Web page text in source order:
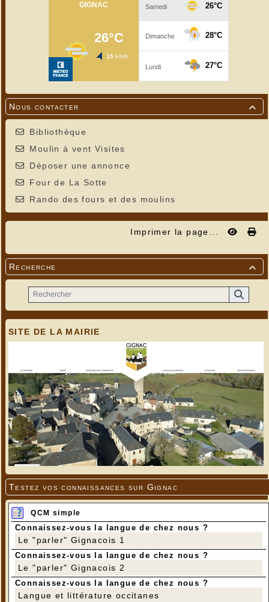

Nous contacter
Bibliothèque
Moulin à vent Visites
Déposer une annonce
Four de La Sotte
Rando des fours et des moulins
Imprimer la page...

Recherche
SITE DE LA MAIRIE
Testez vos connaissances sur Gignac
QCM simple
Connaissez-vous la langue de chez nous ?
Le "parler" Gignacois 1
Connaissez-vous la langue de chez nous ?
Le "parler" Gignacois 2
Connaissez-vous la langue de chez nous ?
Langue et littérature occitanes